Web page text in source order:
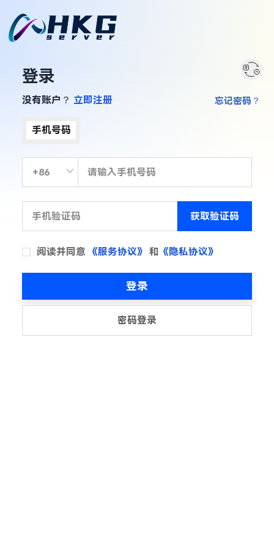
登录
没有账户？ 立即注册
手机号码
获取验证码
阅读并同意 《服务协议》 和 《隐私协议》
忘记密码？
登录
密码登录